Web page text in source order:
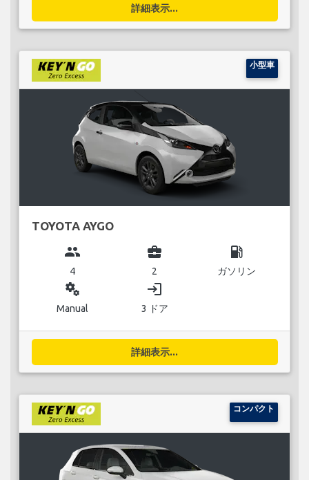
詳細表示...
小型車
TOYOTA AYGO
group
4
business_center
2
local_gas_station
ガソリン
miscellaneous_services
Manual
login
3 ドア
詳細表示...
コンパクト